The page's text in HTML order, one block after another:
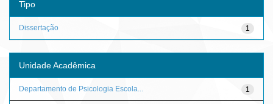
Tipo
1
Dissertação
Unidade Acadêmica
1
Departamento de Psicologia Escola...